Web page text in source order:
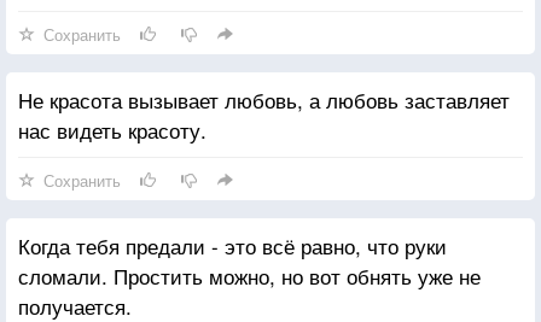
Сохранить
Не красота вызывает любовь, а любовь заставляет
нас видеть красоту.
Сохранить
Когда тебя предали - это всё равно, что руки
сломали. Простить можно, но вот обнять уже не
получается.